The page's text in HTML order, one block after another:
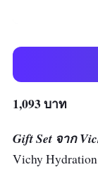
1,093 บาท
Gift Set จาก
Vichy